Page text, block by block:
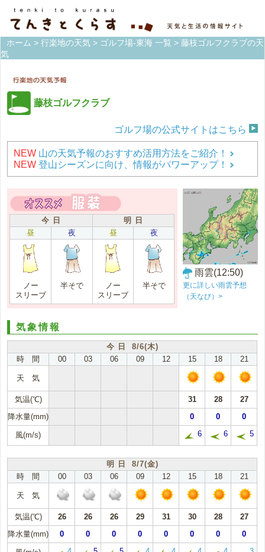
ホーム > 行楽地の天気 > ゴルフ場-東海 一覧 > 藤枝ゴルフクラブの天
気
藤枝ゴルフクラブ
ゴルフ場の公式サイトはこちら
NEW 山の天気予報のおすすめ活用方法をご紹介！
NEW 登山シーズンに向け、情報がパワーアップ！
今 日
明 日
昼
夜 昼 夜
ノー
スリーブ
半そで
ノー
スリーブ
半そで
雨雲(12:50)
更に詳しい雨雲予想
（天なび）>
気象情報
今 日 8/6(木)
時 間
00 03 06 09 12 15 18 21
天 気
気温(℃) 31 28
27
降水量(mm)
0 0 0
風(m/s) 6 6 5
明 日 8/7(金)
時 間
00 03 06 09 12 15 18 21
天 気
気温(℃) 26 26 26 29 31 30 28
27
降水量(mm)
0 0 0 0 0 0 0 0